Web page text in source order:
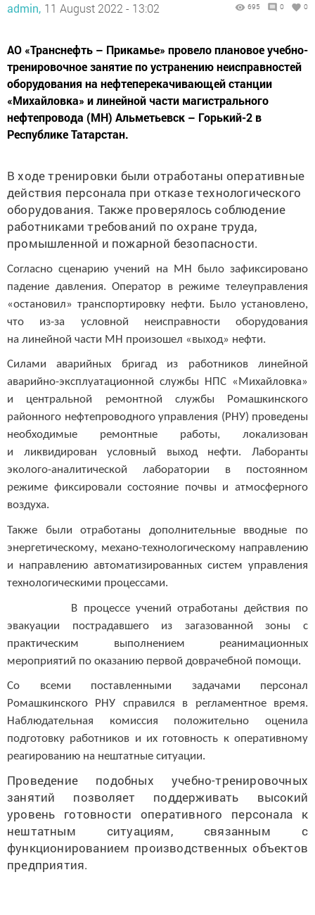
admin, 11 August 2022 - 13:02 695 0 0
АО «Транснефть – Прикамье» провело плановое учебно-
тренировочное занятие по устранению неисправностей
оборудования на нефтеперекачивающей станции
«Михайловка» и линейной части магистрального
нефтепровода (МН) Альметьевск – Горький-2 в
Республике Татарстан.
В ходе тренировки были отработаны оперативные
действия персонала при отказе технологического
оборудования. Также проверялось соблюдение
работниками требований по охране труда,
промышленной и пожарной безопасности.
Согласно сценарию учений на МН было зафиксировано
падение давления. Оператор в режиме телеуправления
«остановил» транспортировку нефти. Было установлено,
что из-за условной неисправности оборудования
на линейной части МН произошел «выход» нефти.
Силами аварийных бригад из работников линейной
аварийно-эксплуатационной службы НПС «Михайловка»
и центральной ремонтной службы Ромашкинского
районного нефтепроводного управления (РНУ) проведены
необходимые ремонтные работы, локализован
и ликвидирован условный выход нефти. Лаборанты
эколого-аналитической лаборатории в постоянном
режиме фиксировали состояние почвы и атмосферного
воздуха.
Также были отработаны дополнительные вводные по
энергетическому, механо-технологическому направлению
и направлению автоматизированных систем управления
технологическими процессами.
В процессе учений отработаны действия по
эвакуации пострадавшего из загазованной зоны с
практическим выполнением реанимационных
мероприятий по оказанию первой доврачебной помощи.
Со всеми поставленными задачами персонал
Ромашкинского РНУ справился в регламентное время.
Наблюдательная комиссия положительно оценила
подготовку работников и их готовность к оперативному
реагированию на нештатные ситуации.
Проведение подобных учебно-тренировочных
занятий позволяет поддерживать высокий
уровень готовности оперативного персонала к
нештатным ситуациям, связанным с
функционированием производственных объектов
предприятия.